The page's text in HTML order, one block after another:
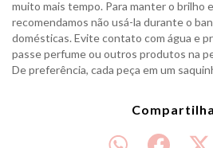
muito mais tempo. Para manter o brilho
recomendamos não usá-la durante o
domésticas. Evite contato com água e
passe perfume ou outros produtos na
De preferência, cada peça em um